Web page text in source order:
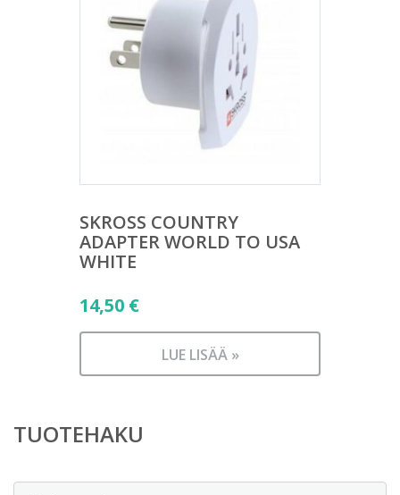
SKROSS COUNTRY
ADAPTER WORLD TO USA
WHITE
14,50 €
LUE LISÄÄ »
TUOTEHAKU